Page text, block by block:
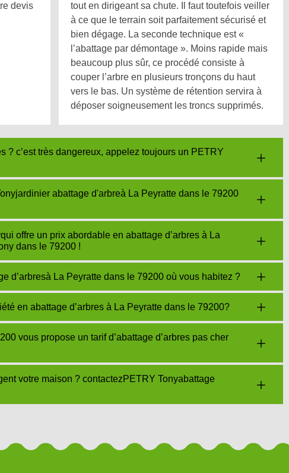
devis
tout en dirigeant sa chute. Il faut toutefois veiller
à ce que le terrain soit parfaitement sécurisé et
bien dégage. La seconde technique est «
l’abattage par démontage ». Moins rapide mais
beaucoup plus sûr, ce procédé consiste à
couper l’arbre en plusieurs tronçons du haut
vers le bas. Un système de rétention servira à
déposer soigneusement les troncs supprimés.
? c’est très dangereux, appelez toujours un PETRY
abattage d'arbreà La Peyratte dans le 79200
offre un prix abordable en abattage d’arbres à La
dans le 79200 !
d’arbresà La Peyratte dans le 79200 où vous habitez ?
en abattage d’arbres à La Peyratte dans le 79200?
vous propose un tarif d’abattage d’arbres pas cher
votre maison ? contactezPETRY Tonyabattage